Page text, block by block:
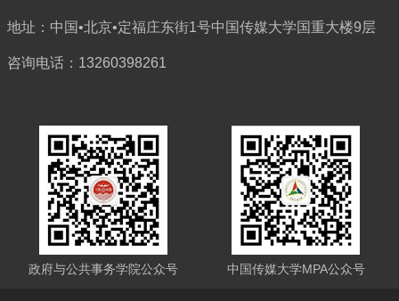
地址：中国•北京•定福庄东街1号中国传媒大学国重大楼9层
咨询电话：13260398261
政府与公共事务学院公众号 中国传媒大学MPA公众号